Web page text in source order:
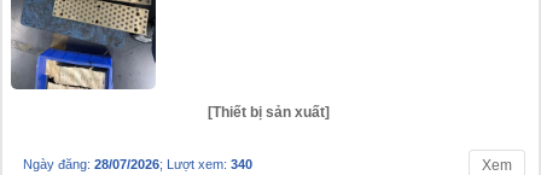
[Thiết bị sản xuất]
Ngày đăng: 28/07/2026; Lượt xem: 340 Xem